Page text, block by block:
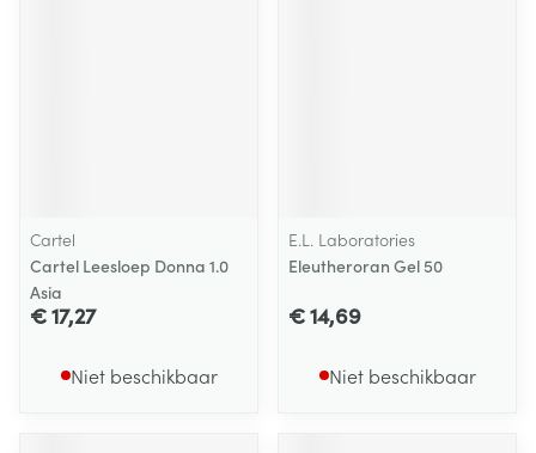
Cartel
Cartel Leesloep Donna 1.0
Asia
€ 17,27
Niet beschikbaar
E.L. Laboratories
Eleutheroran Gel 50
€ 14,69
Niet beschikbaar